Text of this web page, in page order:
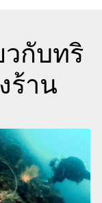
วกับทริ
ร้าน